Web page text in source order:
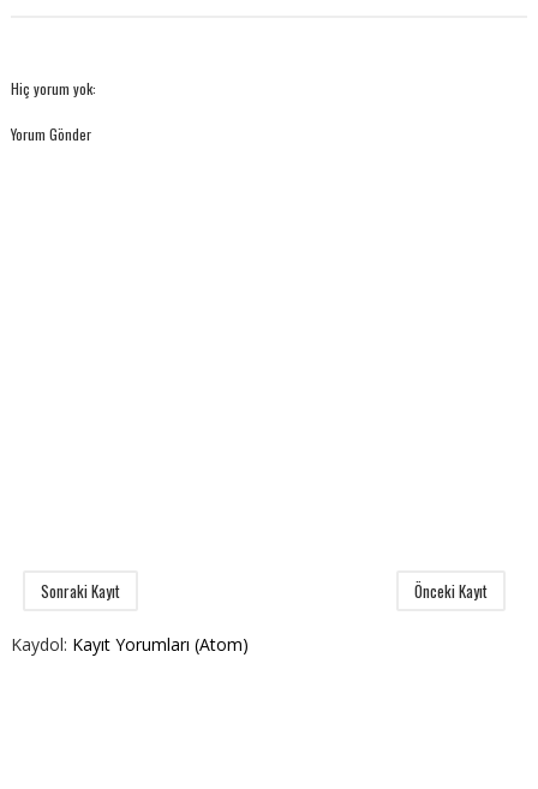
Hiç yorum yok:
Yorum Gönder
Sonraki Kayıt Önceki Kayıt
Kaydol: Kayıt Yorumları (Atom)